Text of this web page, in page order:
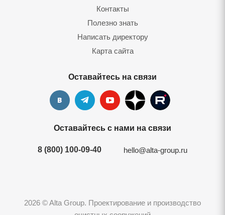
Контакты
Полезно знать
Написать директору
Карта сайта
Оставайтесь на связи
Оставайтесь с нами на связи
8 (800) 100-09-40 hello@alta-group.ru
2026 © Alta Group. Проектирование и производство